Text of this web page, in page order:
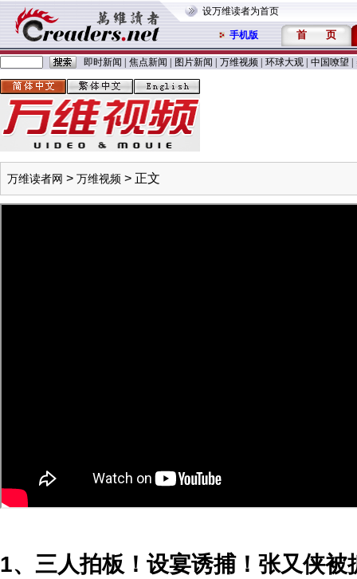
设万维读者为首页
手机版 首 页
即时新闻 焦点新闻 图片新闻 万维视频 环球大观 中国嘹望
万维读者网 > 万维视频 > 正文
1、三人拍板！设宴诱捕！张又侠被